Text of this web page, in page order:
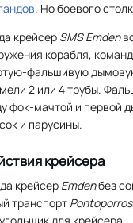
. Но боевого
крейсер SMS Emden
корабля,
фальшивую
2 или 4 трубы.
фок-мачтой и первой
и парусины.
крейсера
крейсер Emdenбез
транспорт Pontoporros